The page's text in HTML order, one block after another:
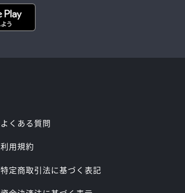
よくある質問
利用規約
特定商取引法に基づく表記